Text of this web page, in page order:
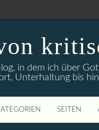
in dem ich über
Unterhaltung bis
SEITEN